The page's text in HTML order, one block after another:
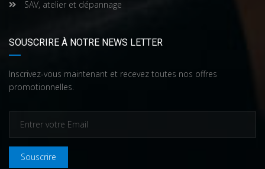
SAV, atelier et dépannage
SOUSCRIRE À NOTRE NEWS LETTER
Inscrivez-vous maintenant et recevez toutes nos offres
promotionnelles.
Souscrire